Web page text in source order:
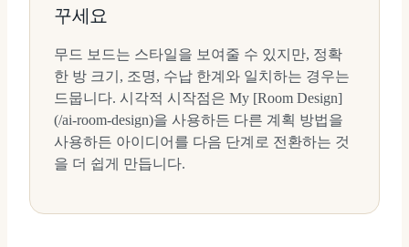
꾸세요
무드 보드는 스타일을 보여줄 수 있지만, 정확
한 방 크기, 조명, 수납 한계와 일치하는 경우는
드뭅니다. 시각적 시작점은 My [Room Design]
(/ai-room-design)을 사용하든 다른 계획 방법을
사용하든 아이디어를 다음 단계로 전환하는 것
을 더 쉽게 만듭니다.